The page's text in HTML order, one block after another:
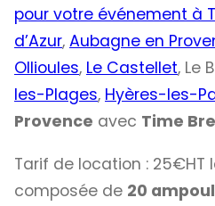
pour votre événement à
d’Azur, Aubagne en
Ollioules, Le Castellet, Le
les-Plages, Hyères-les-
Provence avec Time
Tarif de location : 25€HT
composée de 20